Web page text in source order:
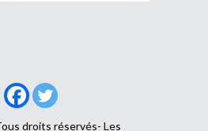
droits réservés- Les